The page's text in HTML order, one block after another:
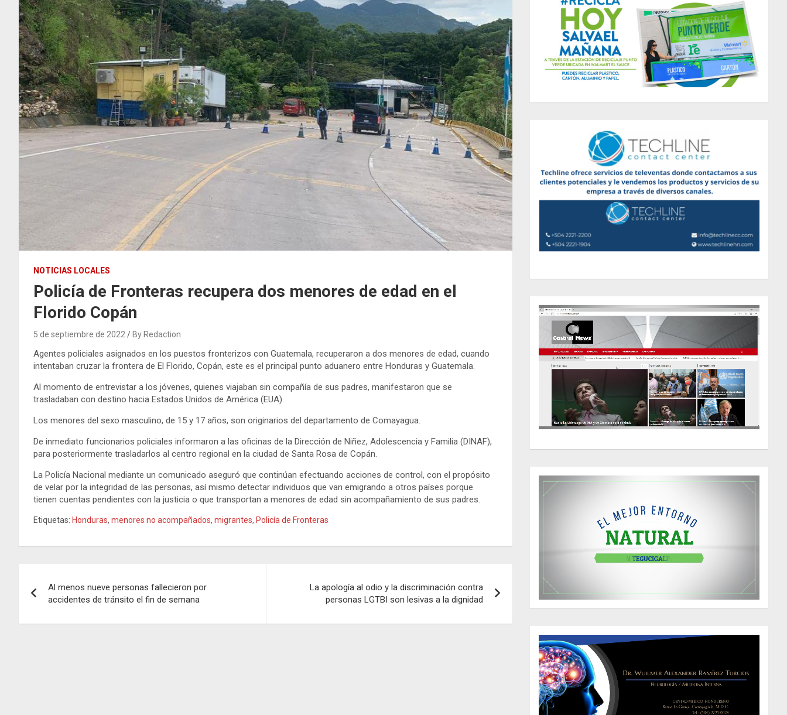
NOTICIAS LOCALES
Policía de Fronteras recupera dos menores de edad en el
Florido Copán
5 de septiembre de 2022 By Redaction
Agentes policiales asignados en los puestos fronterizos con Guatemala, recuperaron a dos menores de edad, cuando
intentaban cruzar la frontera de El Florido, Copán, este es el principal punto aduanero entre Honduras y Guatemala.
Al momento de entrevistar a los jóvenes, quienes viajaban sin compañía de sus padres, manifestaron que se
trasladaban con destino hacia Estados Unidos de América (EUA).
Los menores del sexo masculino, de 15 y 17 años, son originarios del departamento de Comayagua.
De inmediato funcionarios policiales informaron a las oficinas de la Dirección de Niñez, Adolescencia y Familia (DINAF),
para posteriormente trasladarlos al centro regional en la ciudad de Santa Rosa de Copán.
La Policía Nacional mediante un comunicado aseguró que continúan efectuando acciones de control, con el propósito
de velar por la integridad de las personas, así mismo detectar individuos que van emigrando a otros países porque
tienen cuentas pendientes con la justicia o que transportan a menores de edad sin acompañamiento de sus padres.
Etiquetas: Honduras, menores no acompañados, migrantes, Policía de Fronteras
de
entradas
Al menos nueve personas fallecieron por
accidentes de tránsito el fin de semana
La apología al odio y la discriminación contra
personas LGTBI son lesivas a la dignidad